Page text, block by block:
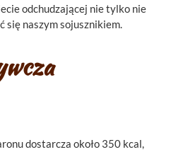
odchudzającej nie tylko nie
się naszym sojusznikiem.
dostarcza około 350 kcal,